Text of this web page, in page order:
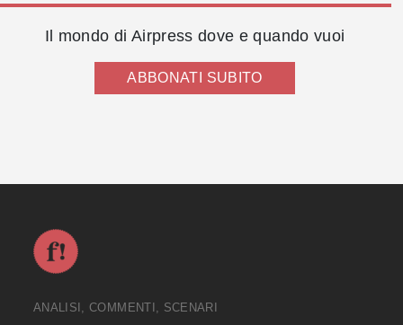
Il mondo di Airpress dove e quando vuoi
ABBONATI SUBITO
ANALISI, COMMENTI, SCENARI